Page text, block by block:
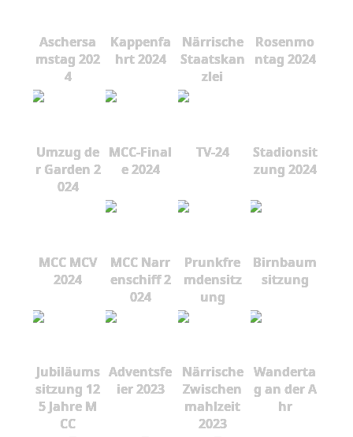
Aschersa
mstag 202
4
Kappenfa
hrt 2024
Närrische
Staatskan
zlei
Rosenmo
ntag 2024
Umzug de
r Garden 2
024
MCC-Final
e 2024
TV-24
Stadionsit
zung 2024
MCC MCV
2024
MCC Narr
enschiff 2
024
Prunkfre
mdensitz
ung
Birnbaum
sitzung
Jubiläums
sitzung 12
5 Jahre M
CC
Adventsfe
ier 2023
Närrische
Zwischen
mahlzeit
2023
Wanderta
g an der A
hr